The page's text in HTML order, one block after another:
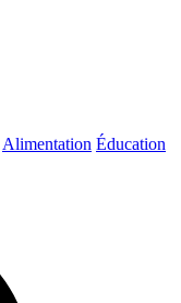
Alimentation Éducation